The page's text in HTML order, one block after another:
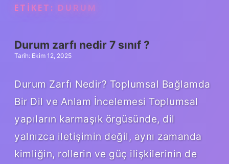
ETIKET: DURUM
Durum zarfı nedir 7 sınıf ?
Tarih: Ekim 12, 2025
Durum Zarfı Nedir? Toplumsal Bağlamda
Bir Dil ve Anlam İncelemesi Toplumsal
yapıların karmaşık örgüsünde, dil
yalnızca iletişimin değil, aynı zamanda
kimliğin, rollerin ve güç ilişkilerinin de